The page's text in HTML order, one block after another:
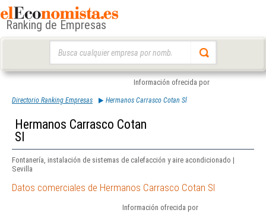
Ranking de Empresas
Información ofrecida por
Directorio Ranking Empresas Hermanos Carrasco Cotan Sl
Hermanos Carrasco Cotan
Sl
Fontanería, instalación de sistemas de calefacción y aire acondicionado |
Sevilla
Datos comerciales de Hermanos Carrasco Cotan Sl
Información ofrecida por